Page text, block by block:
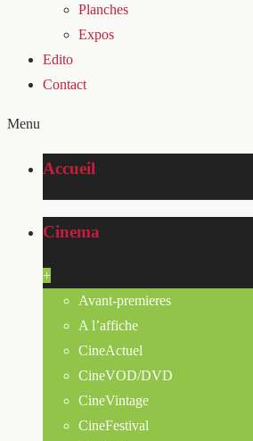
Planches
Expos
Edito
Contact
Menu
Accueil
Cinema
+
Avant-premieres
A l’affiche
CineActuel
CineVOD/DVD
CineVintage
CineFestival